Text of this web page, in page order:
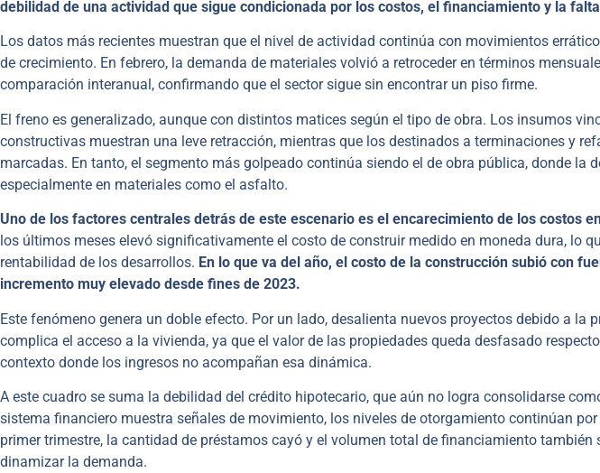
debilidad de una actividad que sigue condicionada por los costos, el financiamiento y la
Los datos más recientes muestran que el nivel de actividad continúa con movimientos
de crecimiento. En febrero, la demanda de materiales volvió a retroceder en términos
comparación interanual, confirmando que el sector sigue sin encontrar un piso firme.
El freno es generalizado, aunque con distintos matices según el tipo de obra. Los insumos
constructivas muestran una leve retracción, mientras que los destinados a terminaciones y
marcadas. En tanto, el segmento más golpeado continúa siendo el de obra pública, donde la
especialmente en materiales como el asfalto.
Uno de los factores centrales detrás de este escenario es el encarecimiento de los costos
los últimos meses elevó significativamente el costo de construir medido en moneda dura, lo
rentabilidad de los desarrollos. En lo que va del año, el costo de la construcción subió con
incremento muy elevado desde fines de 2023.
Este fenómeno genera un doble efecto. Por un lado, desalienta nuevos proyectos debido a la
complica el acceso a la vivienda, ya que el valor de las propiedades queda desfasado
contexto donde los ingresos no acompañan esa dinámica.
A este cuadro se suma la debilidad del crédito hipotecario, que aún no logra consolidarse
sistema financiero muestra señales de movimiento, los niveles de otorgamiento continúan
primer trimestre, la cantidad de préstamos cayó y el volumen total de financiamiento
dinamizar la demanda.